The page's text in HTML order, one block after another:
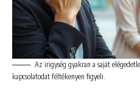
Az irigység gyakran a saját
kapcsolatodat féltékenyen figyeli.